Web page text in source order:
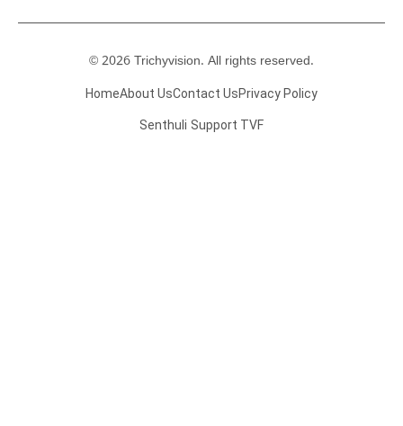
© 2026 Trichyvision. All rights reserved.
HomeAbout UsContact UsPrivacy Policy
Senthuli Support TVF